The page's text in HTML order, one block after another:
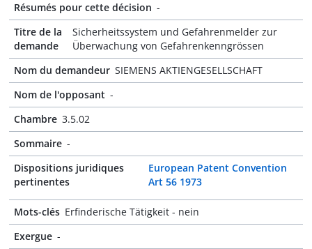
Résumés pour cette décision -
Titre de la
demande
Sicherheitssystem und Gefahrenmelder zur
Überwachung von Gefahrenkenngrössen
Nom du demandeur SIEMENS AKTIENGESELLSCHAFT
Nom de l'opposant -
Chambre 3.5.02
Sommaire -
Dispositions juridiques
pertinentes
European Patent Convention
Art 56 1973
Mots-clés Erfinderische Tätigkeit - nein
Exergue -